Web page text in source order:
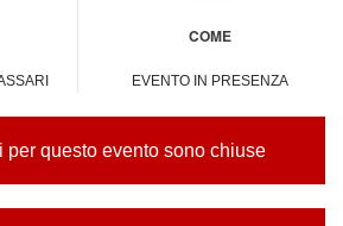
COME
EVENTO IN PRESENZA
per questo evento sono chiuse